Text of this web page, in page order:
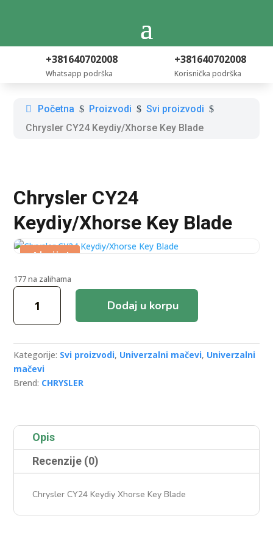
+381640702008
Whatsapp podrška
+381640702008
Korisnička podrška
Početna $ Proizvodi $ Svi proizvodi $
Chrysler CY24 Keydiy/Xhorse Key Blade
Chrysler CY24
Keydiy/Xhorse Key Blade
Akcija!
177 na zalihama
Chrysler
CY24
Keydiy/Xhorse
Blade
količina
Dodaj u korpu
Kategorije: Svi proizvodi, Univerzalni mačevi, Univerzalni
mačevi
Brend: CHRYSLER
Opis
Recenzije (0)
Chrysler CY24 Keydiy Xhorse Key Blade